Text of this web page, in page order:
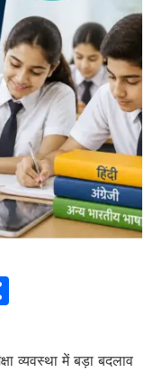
व्यवस्था में बड़ा बदलाव